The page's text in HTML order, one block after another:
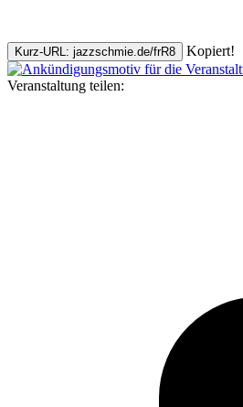
Kurz-URL: jazzschmie.de/frR8 Kopiert!
Veranstaltung teilen: